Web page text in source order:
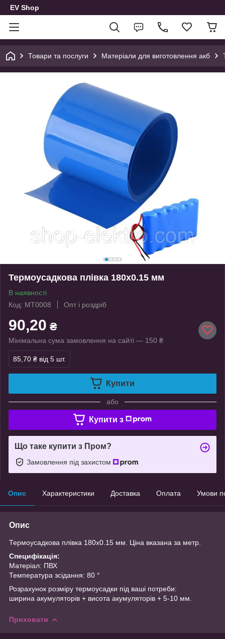
EV Shop
Товари та послуги Матеріали для виготовлення акб
Термоусадкова плівка 180х0.15 мм
В наявності
Код: MT0008
Опт і роздріб
90,20 ₴
Мінімальна сума замовлення на сайті — 150 ₴
85,70 ₴ від 5 шт.
Купити
або
Купити з
Що таке купити з Пром?
Замовлення під захистом
Опис Характеристики Доставка Оплата Умови
Опис
Термоусадкова плівка 180х0.15 мм. Ціна вказана за метр.
Специфікація:
Матеріал: ПВХ
Температура зсідання: 80 °
Розрахунок розміру термоусадки під ваші потреби:
ширина акумуляторів + висота акумуляторів + 5-10 мм.
Приховати